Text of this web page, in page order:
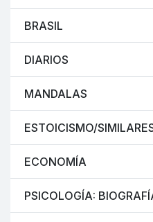
BRASIL
DIARIOS
MANDALAS
ESTOICISMO/
ECONOMÍA
PSICOLOGÍA: